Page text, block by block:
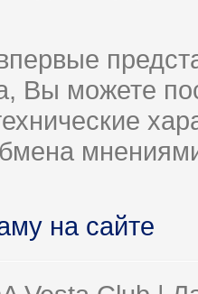
Вы можете
на сайте